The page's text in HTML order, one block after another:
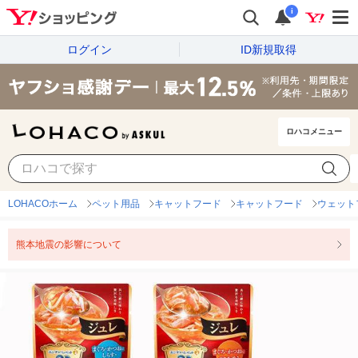
i
ログイン ID新規取得
ロハコメニュー
LOHACOホーム ペット用品 キャットフード キャットフード ウェッ
熊本地震の影響について